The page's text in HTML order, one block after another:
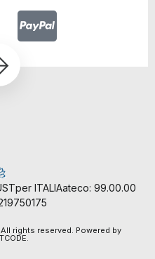
per ITALIAateco: 99.00.00
rights reserved. Powered by